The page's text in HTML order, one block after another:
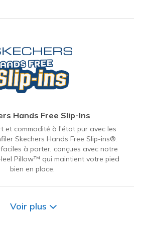
Hands Free Slip-Ins
et commodité à l'état pur avec les
Skechers Hands Free Slip-ins®.
à porter, conçues avec notre
Pillow™ qui maintient votre pied
bien en place.
Voir plus